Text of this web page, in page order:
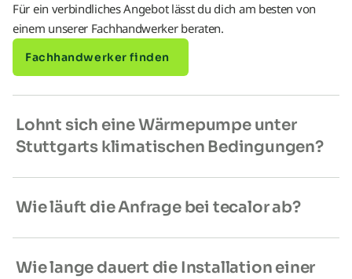
Für ein verbindliches Angebot lässt du dich am besten von
einem unserer Fachhandwerker beraten.
Fachhandwerker finden
Lohnt sich eine Wärmepumpe unter
Stuttgarts klimatischen Bedingungen?
Wie läuft die Anfrage bei tecalor ab?
Wie lange dauert die Installation einer